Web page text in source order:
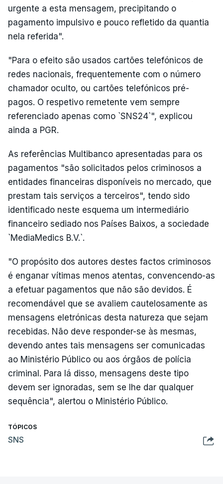
urgente a esta mensagem, precipitando o
pagamento impulsivo e pouco refletido da quantia
nela referida".
"Para o efeito são usados cartões telefónicos de
redes nacionais, frequentemente com o número
chamador oculto, ou cartões telefónicos pré-
pagos. O respetivo remetente vem sempre
referenciado apenas como `SNS24`", explicou
ainda a PGR.
As referências Multibanco apresentadas para os
pagamentos "são solicitados pelos criminosos a
entidades financeiras disponíveis no mercado, que
prestam tais serviços a terceiros", tendo sido
identificado neste esquema um intermediário
financeiro sediado nos Países Baixos, a sociedade
`MediaMedics B.V.`.
"O propósito dos autores destes factos criminosos
é enganar vítimas menos atentas, convencendo-as
a efetuar pagamentos que não são devidos. É
recomendável que se avaliem cautelosamente as
mensagens eletrónicas desta natureza que sejam
recebidas. Não deve responder-se às mesmas,
devendo antes tais mensagens ser comunicadas
ao Ministério Público ou aos órgãos de polícia
criminal. Para lá disso, mensagens deste tipo
devem ser ignoradas, sem se lhe dar qualquer
sequência", alertou o Ministério Público.
TÓPICOS
SNS